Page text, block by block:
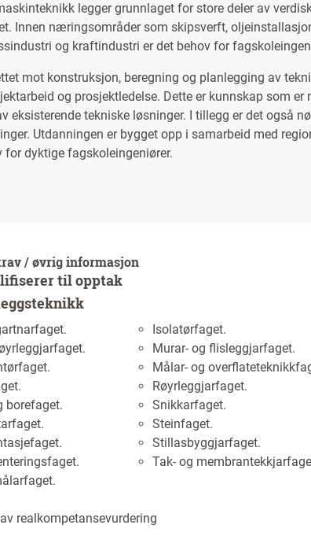
legger grunnlaget for store deler av
Innen næringsområder som skipsverft,
og kraftindustri er det behov for
mot konstruksjon, beregning og planlegging av
og prosjektledelse. Dette er kunnskap som er
eksisterende tekniske løsninger. I tillegg er det også
Utdanningen er bygget opp i samarbeid med
for dyktige fagskoleingeniører.
/ øvrig informasjon
til opptak
borefaget.
Isolatørfaget.
Murar- og flisleggjarfaget.
Målar- og
Røyrleggjarfaget.
Snikkarfaget.
Steinfaget.
Stillasbyggjarfaget.
Tak- og
realkompetansevurdering